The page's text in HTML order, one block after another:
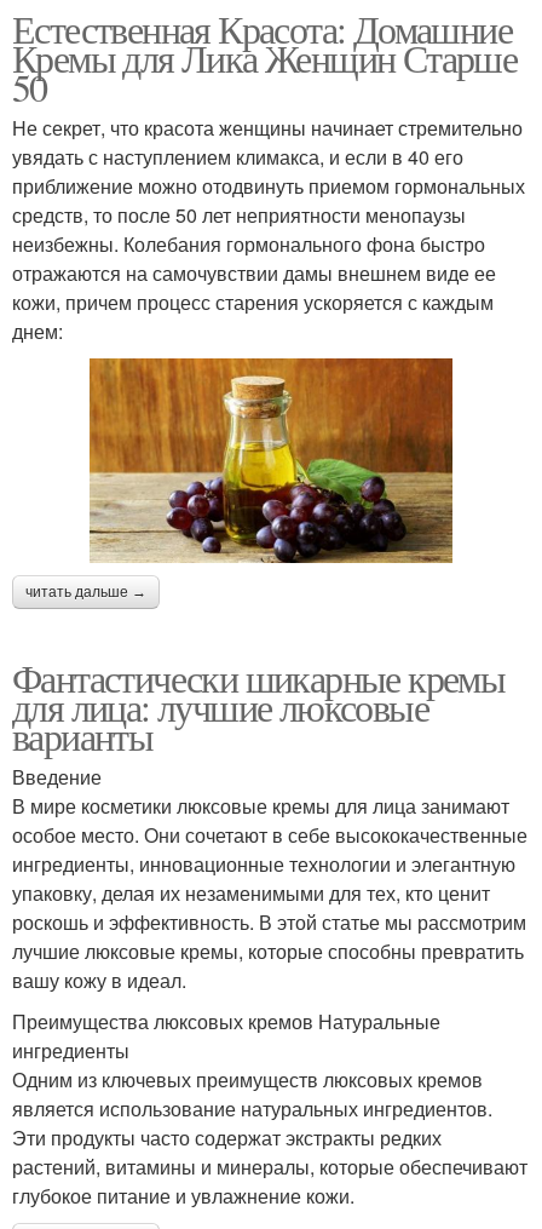
Естественная Красота: Домашние
Кремы для Лика Женщин Старше
50
Не секрет, что красота женщины начинает стремительно
увядать с наступлением климакса, и если в 40 его
приближение можно отодвинуть приемом гормональных
средств, то после 50 лет неприятности менопаузы
неизбежны. Колебания гормонального фона быстро
отражаются на самочувствии дамы внешнем виде ее
кожи, причем процесс старения ускоряется с каждым
днем:
читать дальше →
Фантастически шикарные кремы
для лица: лучшие люксовые
варианты
Введение
В мире косметики люксовые кремы для лица занимают
особое место. Они сочетают в себе высококачественные
ингредиенты, инновационные технологии и элегантную
упаковку, делая их незаменимыми для тех, кто ценит
роскошь и эффективность. В этой статье мы рассмотрим
лучшие люксовые кремы, которые способны превратить
вашу кожу в идеал.
Преимущества люксовых кремов Натуральные
ингредиенты
Одним из ключевых преимуществ люксовых кремов
является использование натуральных ингредиентов.
Эти продукты часто содержат экстракты редких
растений, витамины и минералы, которые обеспечивают
глубокое питание и увлажнение кожи.